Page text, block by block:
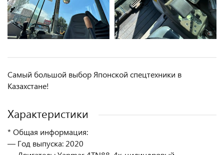
Самый большой выбор Японской спецтехники в
Казахстане!
Характеристики
* Общая информация:
— Год выпуска: 2020